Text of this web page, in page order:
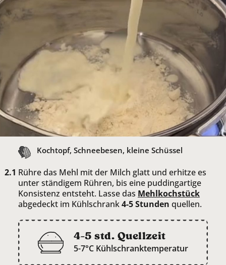
Kochtopf, Schneebesen, kleine Schüssel
Rühre das Mehl mit der Milch glatt und erhitze es
unter ständigem Rühren, bis eine puddingartige
Konsistenz entsteht. Lasse das Mehlkochstück
abgedeckt im Kühlschrank4-5 Stunden quellen.
4-5 std. Quellzeit
5-7°C Kühlschranktemperatur